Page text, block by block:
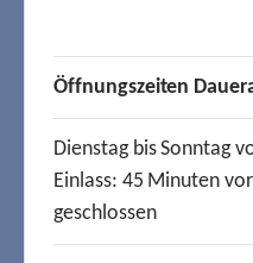
Öffnungszeiten
Dienstag bis Sonntag
Einlass: 45 Minuten
geschlossen